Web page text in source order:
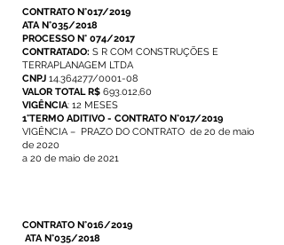
CONTRATO N°017/2019
ATA N°035/2018
PROCESSO N° 074/2017
CONTRATADO: S R COM CONSTRUÇÕES E
TERRAPLANAGEM LTDA
CNPJ 14.364277/0001-08
VALOR TOTAL R$ 693.012,60
VIGÊNCIA: 12 MESES
1°TERMO ADITIVO - CONTRATO N°017/2019
VIGÊNCIA – PRAZO DO CONTRATO de 20 de maio
de 2020
a 20 de maio de 2021
CONTRATO N°016/2019
ATA N°035/2018